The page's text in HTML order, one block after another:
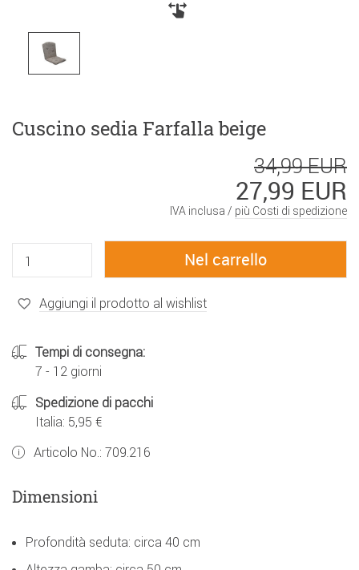
Cuscino sedia Farfalla beige
34,99 EUR
27,99 EUR
IVA inclusa / più Costi di spedizione
Aggiungi il prodotto al wishlist
Tempi di consegna:
7 - 12 giorni
Spedizione di pacchi
Italia: 5,95 €
Articolo No.: 709.216
Dimensioni
Profondità seduta: circa 40 cm